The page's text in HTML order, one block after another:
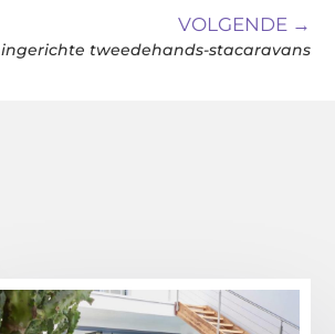
VOLGENDE →
tweedehands-stacaravans